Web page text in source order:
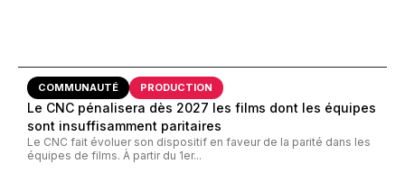
COMMUNAUTÉ PRODUCTION
Le CNC pénalisera dès 2027 les films dont les équipes
sont insuffisamment paritaires
Le CNC fait évoluer son dispositif en faveur de la parité dans les
équipes de films. À partir du 1er...